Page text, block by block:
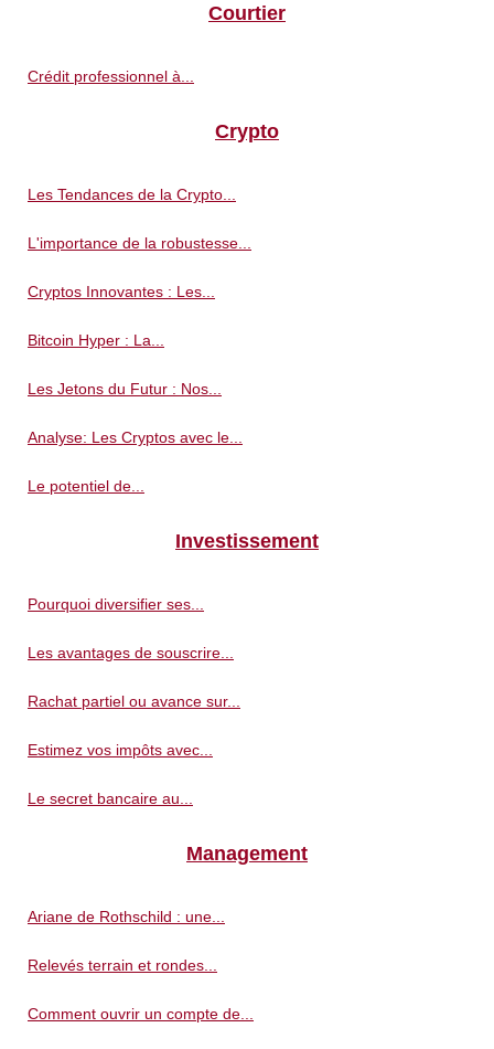
Courtier
Crédit professionnel à...
Crypto
Les Tendances de la Crypto...
L'importance de la robustesse...
Cryptos Innovantes : Les...
Bitcoin Hyper : La...
Les Jetons du Futur : Nos...
Analyse: Les Cryptos avec le...
Le potentiel de...
Investissement
Pourquoi diversifier ses...
Les avantages de souscrire...
Rachat partiel ou avance sur...
Estimez vos impôts avec...
Le secret bancaire au...
Management
Ariane de Rothschild : une...
Relevés terrain et rondes...
Comment ouvrir un compte de...